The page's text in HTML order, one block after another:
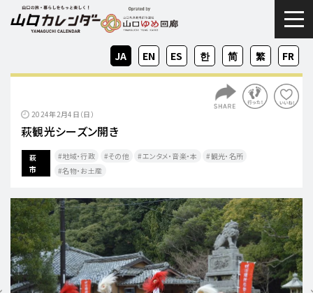
ZH-
CN
ZH-
TW
EN FR
JA KO
ES
2024年2月4日（日）
萩観光シーズン開き
萩
市
地域・行政 その他 エンタメ・音楽・本
観光・名所
名物・お土産